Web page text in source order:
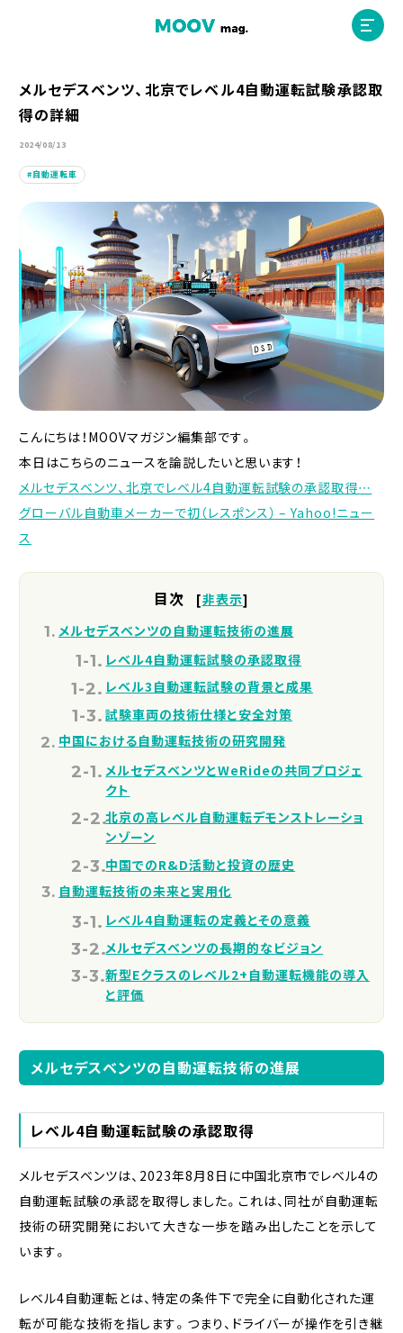
ホーム
MOOVマガジン利用規約
お問合せ
人材募集 （ライター、配車スタッフ、デザイナー）
メルセデスベンツ、北京でレベル4自動運転試験承認取
得の詳細
2024/08/13
自動運転車
こんにちは！MOOVマガジン編集部です。
本日はこちらのニュースを論説したいと思います！
メルセデスベンツ、北京でレベル4自動運転試験の承認取得…
グローバル自動車メーカーで初（レスポンス） – Yahoo!ニュー
ス
目次 [非表示]
メルセデスベンツの自動運転技術の進展
レベル4自動運転試験の承認取得
レベル3自動運転試験の背景と成果
試験車両の技術仕様と安全対策
中国における自動運転技術の研究開発
メルセデスベンツとWeRideの共同プロジェ
クト
北京の高レベル自動運転デモンストレーショ
ンゾーン
中国でのR&D活動と投資の歴史
自動運転技術の未来と実用化
レベル4自動運転の定義とその意義
メルセデスベンツの長期的なビジョン
新型Eクラスのレベル2+自動運転機能の導入
と評価
メルセデスベンツの自動運転技術の進展
レベル4自動運転試験の承認取得
メルセデスベンツは、2023年8月8日に中国北京市でレベル4の
自動運転試験の承認を取得しました。これは、同社が自動運転
技術の研究開発において大きな一歩を踏み出したことを示して
います。
レベル4自動運転とは、特定の条件下で完全に自動化された運
転が可能な技術を指します。つまり、ドライバーが操作を引き継